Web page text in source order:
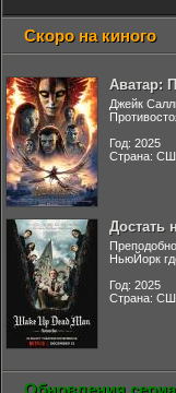
Скоро на киного
Аватар:
Джейк
Год: 2025
Страна:
Достать
НьюЙорк
Год: 2025
Страна:
Обновления